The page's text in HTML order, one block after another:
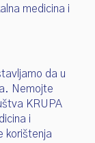
medicina i
da u
Nemojte
KRUPA
i
korištenja